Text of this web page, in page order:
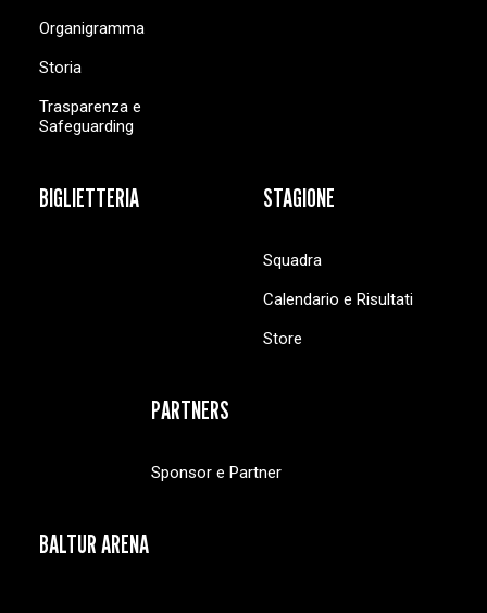
Organigramma
Storia
Trasparenza e
Safeguarding
BIGLIETTERIA STAGIONE
Squadra
Calendario e Risultati
Store
PARTNERS
Sponsor e Partner
BALTUR ARENA